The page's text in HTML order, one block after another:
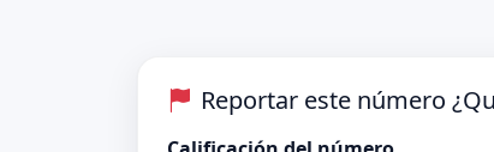
Reportar este número